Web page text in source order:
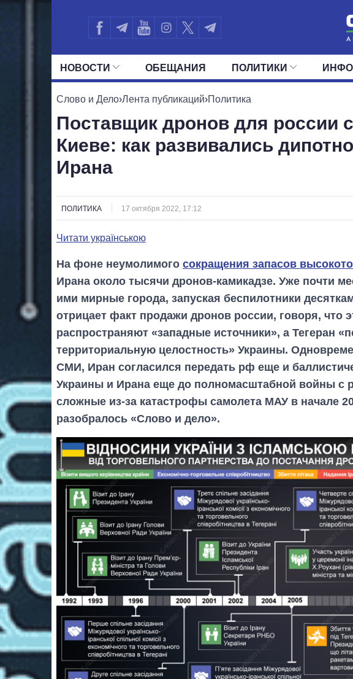
НОВОСТИ ОБЕЩАНИЯ ПОЛИТИКИ
ВСЕ ПОЛИТИКИ ПРЕЗИДЕНТ И ОФИС
Слово и Дело›Лента публикаций›Политика
Поставщик дронов для россии
Киеве: как развивались
Ирана
ПОЛИТИКА 17 октября 2022, 17:12
Читати українською
На фоне неумолимого сокращения запасов
Ирана около тысячи дронов-камикадзе. Уже почти
ими мирные города, запуская беспилотники
отрицает факт продажи дронов россии, говоря, что
распространяют «западные источники», а Тегеран
территориальную целостность» Украины.
СМИ, Иран согласился передать рф еще и
Украины и Ирана еще до полномасштабной войны с
сложные из-за катастрофы самолета МАУ в начале
разобралось «Слово и дело».